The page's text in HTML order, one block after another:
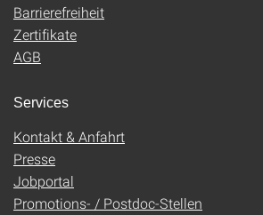
Barrierefreiheit
Zertifikate
AGB
Services
Kontakt & Anfahrt
Presse
Jobportal
Promotions- / Postdoc-Stellen